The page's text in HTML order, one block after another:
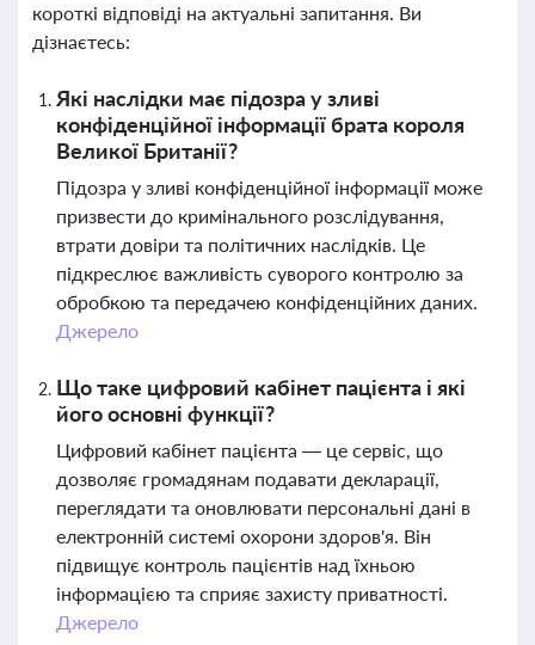
короткі відповіді на актуальні запитання. Ви
дізнаєтесь:
Які наслідки має підозра у зливі
конфіденційної інформації брата короля
Великої Британії?
Підозра у зливі конфіденційної інформації може
призвести до кримінального розслідування,
втрати довіри та політичних наслідків. Це
підкреслює важливість суворого контролю за
обробкою та передачею конфіденційних даних.
Джерело
Що таке цифровий кабінет пацієнта і які
його основні функції?
Цифровий кабінет пацієнта — це сервіс, що
дозволяє громадянам подавати декларації,
переглядати та оновлювати персональні дані в
електронній системі охорони здоров'я. Він
підвищує контроль пацієнтів над їхньою
інформацією та сприяє захисту приватності.
Джерело